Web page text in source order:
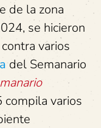
de la zona
se hicieron
varios
del Semanario
varios